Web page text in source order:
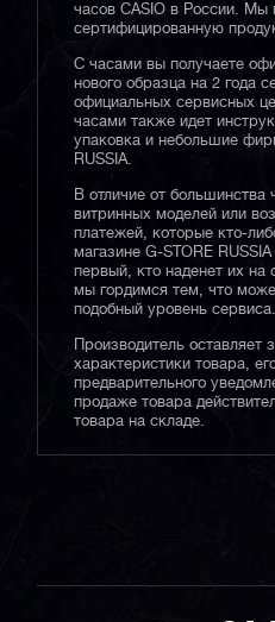
часов CASIO в России. Мы
сертифицированную
С часами вы получаете
нового образца на 2 года
официальных сервисных
часами также идет
упаковка и небольшие
RUSSIA.
В отличие от большинства
витринных моделей или
платежей, которые кто-
магазине G-STORE
первый, кто наденет их на
мы гордимся тем, что
подобный уровень сервиса.
Производитель оставляет
характеристики товара,
предварительного
продаже товара
товара на складе.